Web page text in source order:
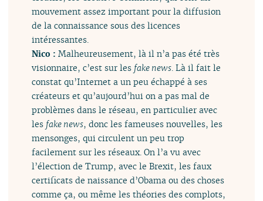
mouvement assez important pour la diffusion
de la connaissance sous des licences
intéressantes.
Nico :Malheureusement, là il n’a pas été très
visionnaire, c’est sur les fake news. Là il fait le
constat qu’Internet a un peu échappé à ses
créateurs et qu’aujourd’hui on a pas mal de
problèmes dans le réseau, en particulier avec
les fake news, donc les fameuses nouvelles, les
mensonges, qui circulent un peu trop
facilement sur les réseaux. On l’a vu avec
l’élection de Trump, avec le Brexit, les faux
certificats de naissance d’Obama ou des choses
comme ça, ou même les théories des complots,